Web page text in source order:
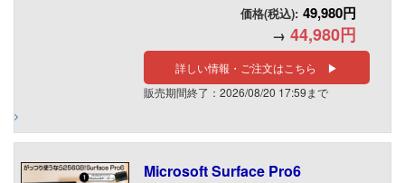
価格(税込): 49,980円
→ 44,980円
詳しい情報・ご注文はこちら ▶
販売期間終了：2026/08/20 17:59まで
Microsoft Surface Pro6